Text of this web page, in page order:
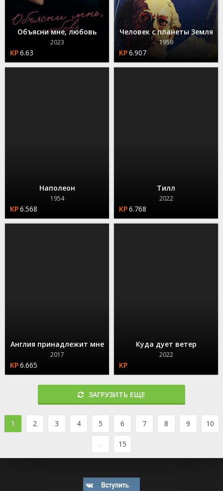
Объясни мне, любовь
2023
6.63
Человек с планеты Земля
1959
6.907
Наполеон
1954
6.568
Тилл
2022
6.768
Англия принадлежит мне
2017
6.665
Куда дует ветер
2022
ЗАГРУЗИТЬ ЕЩЕ
1 2 3 4 5 6 7 8 9 10
... 15